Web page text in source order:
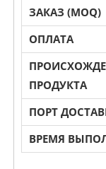
ЗАКАЗ (MOQ)
ОПЛАТА
ПРОДУКТА
ПОРТ
ВРЕМЯ